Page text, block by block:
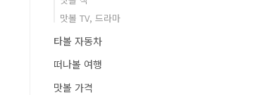
맛볼 TV, 드라마
타볼 자동차
떠나볼 여행
맛볼 가격